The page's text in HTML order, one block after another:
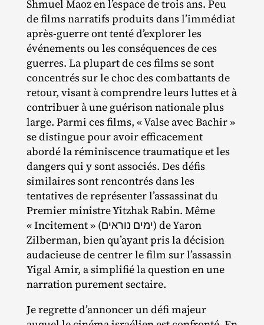
Shmuel Maoz en l’espace de trois ans. Peu
de films narratifs produits dans l’immédiat
après‐​guerre ont tenté d’explorer les
événements ou les conséquences de ces
guerres. La plupart de ces films se sont
concentrés sur le choc des combattants de
retour, visant à comprendre leurs luttes et à
contribuer à une guérison nationale plus
large. Parmi ces films, « Valse avec Bachir »
se distingue pour avoir efficacement
abordé la réminiscence traumatique et les
dangers qui y sont associés. Des défis
similaires sont rencontrés dans les
tentatives de représenter l’assassinat du
Premier ministre Yitzhak Rabin. Même
« Incitement » (ימים נוראים) de Yaron
Zilberman, bien qu’ayant pris la décision
audacieuse de centrer le film sur l’assassin
Yigal Amir, a simplifié la question en une
narration purement sectaire.
Je regrette d’annoncer un défi majeur